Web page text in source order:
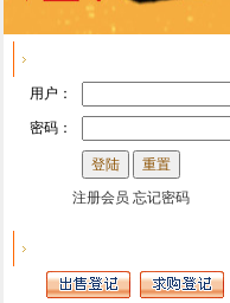
用户：
密码：
注册会员 忘记密码